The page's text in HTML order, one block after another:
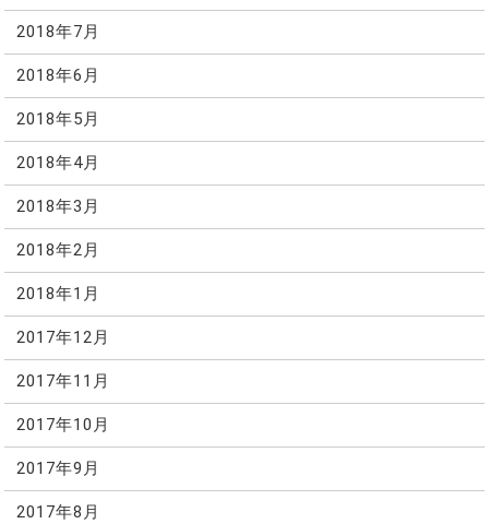
2018年7月
2018年6月
2018年5月
2018年4月
2018年3月
2018年2月
2018年1月
2017年12月
2017年11月
2017年10月
2017年9月
2017年8月